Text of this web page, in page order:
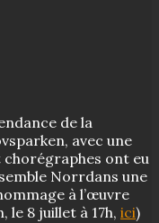
de la
avec une
chorégraphes ont eu
Norrdans une
à l’œuvre
le 8 juillet à 17h, ici)